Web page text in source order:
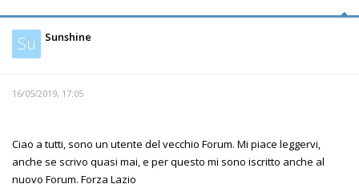
Su Sunshine
16/05/2019, 17:05
Ciao a tutti, sono un utente del vecchio Forum. Mi piace leggervi,
anche se scrivo quasi mai, e per questo mi sono iscritto anche al
nuovo Forum. Forza Lazio